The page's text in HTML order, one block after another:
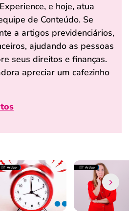
e hoje, atua
de Conteúdo. Se
a artigos previdenciários,
ajudando as pessoas
seus direitos e finanças.
apreciar um cafezinho